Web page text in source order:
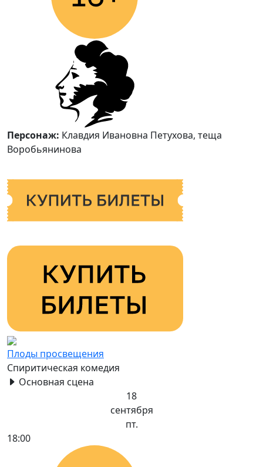
Персонаж: Клавдия Ивановна Петухова, теща
Воробьянинова
Плоды просвещения
Спиритическая комедия
Основная сцена
18
сентября
пт.
18:00